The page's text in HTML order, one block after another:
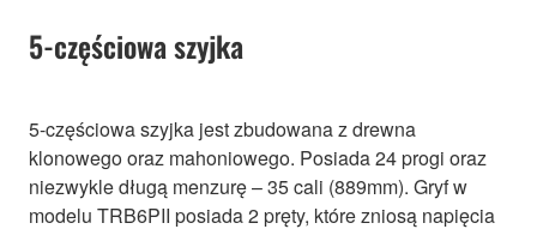
5-częściowa szyjka
5-częściowa szyjka jest zbudowana z drewna
klonowego oraz mahoniowego. Posiada 24 progi oraz
niezwykle długą menzurę – 35 cali (889mm). Gryf w
modelu TRB6PII posiada 2 pręty, które zniosą napięcia